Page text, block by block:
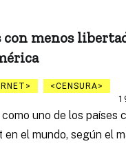
con menos
CENSURA
uno de los países
el mundo, según el